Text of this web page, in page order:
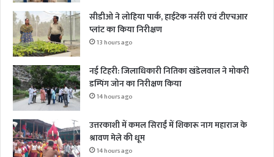
सीडीओ ने लोहिया पार्क, हाईटेक नर्सरी एवं टीएचआर
प्लांट का किया निरीक्षण
13 hours ago
नई टिहरी: जिलाधिकारी नितिका खंडेलवाल ने मोकरी
डम्पिंग जोन का निरीक्षण किया
14 hours ago
उत्तरकाशी में कमल सिराईं में शिकारू नाग महाराज के
श्रावण मेले की धूम
14 hours ago